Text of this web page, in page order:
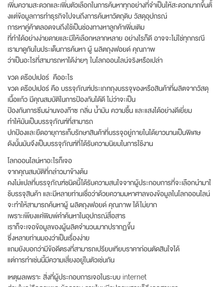
เพิ่มความสะดวกและเพิ่มตัวเลือกในการค้นหาทุกอย่างที่จำเป็นให้สะดวกมากขึ้นตั้
งแต่ข้อมูลการทำธุรกิจไปจนถึงการค้นหาวัตถุดิบ วัสดุอุปกรณ์
การหาคู่ค้าตลอดจนถึงใช้เป็นช่องทางหาลูกค้าเพิ่มเติม
ที่ทำได้อย่างง่ายดายและมีให้เลือกหลากหลาย อย่างไรก็ดี อาจจะไม่ใช่ทุกกรณี
เรามาดูกันในประเด็นการค้นหา ผู้ ผลิตถุงฟอยด์ คุณภาพ
ว่าเป็นอะไรที่สามารถหาได้ง่ายๆ ในโลกออนไลน์จริงหรือเปล่า
ขวด ดร๊อปเปอร์ คืออะไร
ขวด ดร๊อปเปอร์ คือ บรรจุภัณฑ์ประเภทถุงบรรจุของหรือสินค้าที่ผลิตจากวัสดุ
เนื้อแก้ว มีคุณสมบัติในการป้องกันได้ดี ไม่ว่าจะเป็น
ป้องกันการซึมผ่านของก๊าซ กลิ่น น้ำมัน ความชื้น และแสงได้อย่างดีเยี่ยม
ทำให้มันเป็นบรรจุภัณฑ์ที่สามารถ
ปกป้องและยืดอายุการเก็บรักษาสินค้าที่บรรจุอยู่ภายในได้ยาวนานเป็นพิเศษ
ดังนั้นมันจึงเป็นบรรจุภัณฑ์ที่ได้รับความนิยมในการใช้งาน
โลกออนไลน์หาอะไรก็เจอ
จากคุณสมบัติที่กล่าวมาข้างต้น
คงไม่แปลที่บรรจุภัณฑ์ชนิดนี้ได้รับความสนใจจากผู้ประกอบการที่จะเลือกนำมาใ
ช้บรรจุสินค้า และมีหลายท่านเชื่อว่าด้วยความมหาศาลของข้อมูลในโลกออนไลน์
จะทำให้สามารถค้นหาผู้ ผลิตถุงฟอยด์ คุณภาพ ได้ไม่ยาก
เพราะเพียงแค่พิมพ์คำค้นหาในอุปกรณ์สื่อสาร
เราก็จะเจอข้อมูลของผู้ผลิตจำนวนมากปรากฏขึ้น
ซึ่งหลายท่านมองว่าเป็นเรื่องง่าย
แถมยังบอกว่ามีข้อดีตรงที่สามารถเปรียบเทียบราคาก่อนตัดสินใจได้
แต่การทำเช่นนี้มีความเสี่ยงอยู่ในตัวเช่นกัน
เหตุผลเพราะ สิ่งที่ผู้ประกอบการเจอในระบบ internet